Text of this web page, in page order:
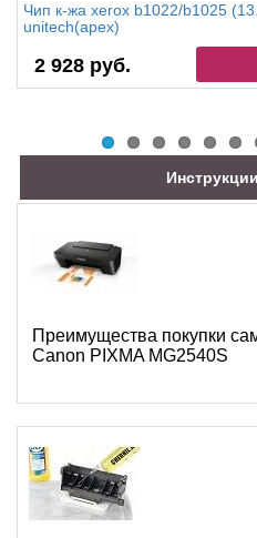
Чип к-жа xerox b1022/b1025
unitech(apex)
2 928 руб.
Преимущества покупки
Canon PIXMA MG2540S